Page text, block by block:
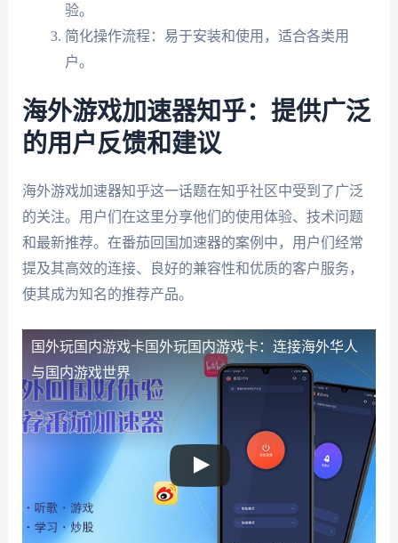
验。
简化操作流程：易于安装和使用，适合各类用
户。
海外游戏加速器知乎：提供广泛
的用户反馈和建议
海外游戏加速器知乎这一话题在知乎社区中受到了广泛
的关注。用户们在这里分享他们的使用体验、技术问题
和最新推荐。在番茄回国加速器的案例中，用户们经常
提及其高效的连接、良好的兼容性和优质的客户服务，
使其成为知名的推荐产品。
国外玩国内游戏卡国外玩国内游戏卡：连接海外华人
与国内游戏世界
国外玩国内游戏卡：连接海外华人与国内游戏世界"/>